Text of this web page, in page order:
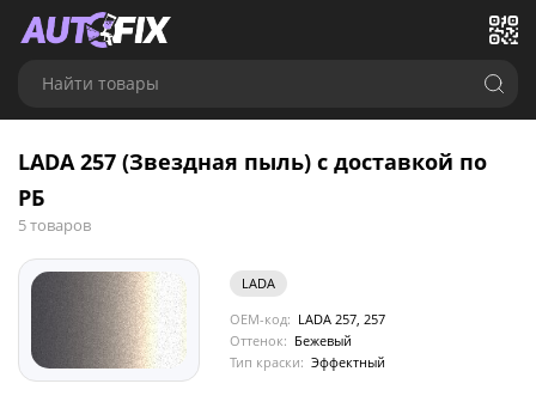
Найти товары
LADA 257 (Звездная пыль) с доставкой по
РБ
5 товаров
LADA
OEM-код: LADA 257, 257
Оттенок: Бежевый
Тип краски: Эффектный